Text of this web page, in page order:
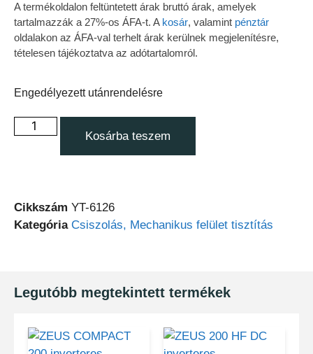
A termékoldalon feltüntetett árak bruttó árak, amelyek
tartalmazzák a 27%-os ÁFA-t. A kosár, valamint pénztár
oldalakon az ÁFA-val terhelt árak kerülnek megjelenítésre,
tételesen tájékoztatva az adótartalomról.
Engedélyezett utánrendelésre
Kosárba teszem
Cikkszám YT-6126
Kategória Csiszolás, Mechanikus felület tisztítás
Legutóbb megtekintett termékek